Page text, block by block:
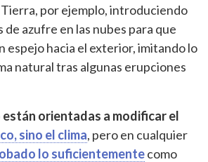
por ejemplo, introduciendo
azufre en las nubes para que
espejo hacia el exterior, imitando lo
natural tras algunas erupciones
están orientadas a modificar el
sino el clima, pero en cualquier
lo suficientementecomo